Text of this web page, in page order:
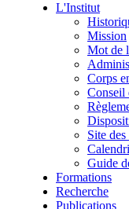
L'Institut
Mission
Mot de
Corps
Conseil
Site
Guide
Formations
Recherche
Publications